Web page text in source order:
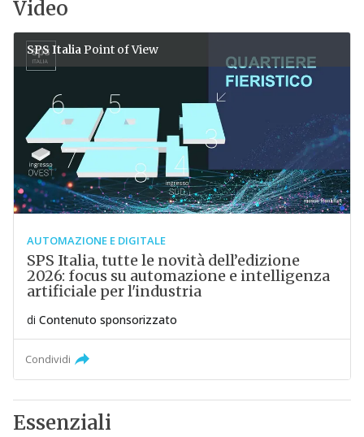
Video
SPS ItaliaPoint of View
AUTOMAZIONE E DIGITALE
SPS Italia, tutte le novità dell’edizione
2026: focus su automazione e intelligenza
artificiale per l'industria
di Contenuto sponsorizzato
Condividi
Essenziali